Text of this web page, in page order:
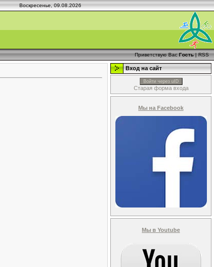
Воскресенье, 09.08.2026
Приветствую Вас Гость|RSS
Вход на сайт
Войти через uID
Старая форма входа
Мы на Facebook
Мы в Youtube